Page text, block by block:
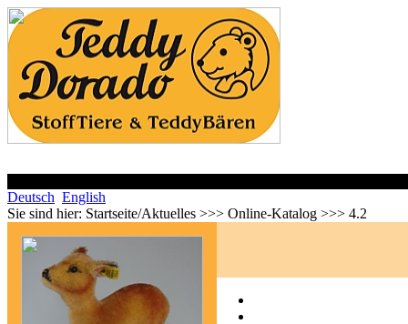
Deutsch English
Sie sind hier: Startseite/Aktuelles >>> Online-Katalog >>> 4.2